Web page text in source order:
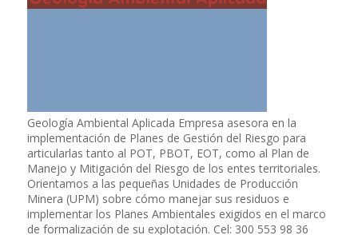
Geología Ambiental Aplicada Empresa asesora en la
implementación de Planes de Gestión del Riesgo para
articularlas tanto al POT, PBOT, EOT, como al Plan de
Manejo y Mitigación del Riesgo de los entes territoriales.
Orientamos a las pequeñas Unidades de Producción
Minera (UPM) sobre cómo manejar sus residuos e
implementar los Planes Ambientales exigidos en el marco
de formalización de su explotación. Cel: 300 553 98 36